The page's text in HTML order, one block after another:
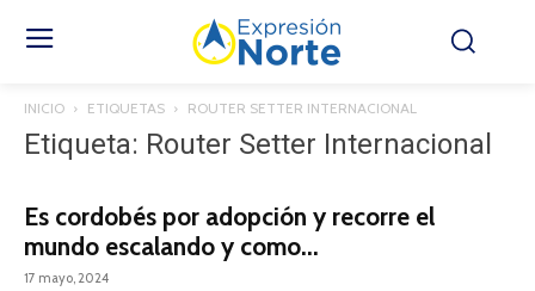
INICIO ETIQUETAS ROUTER SETTER INTERNACIONAL
Etiqueta: Router Setter Internacional
Es cordobés por adopción y recorre el
mundo escalando y como...
17 mayo, 2024